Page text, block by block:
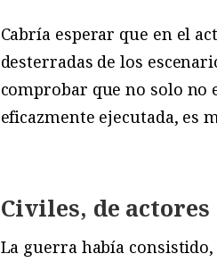
Cabría esperar que en el
desterradas de los
comprobar que no solo no
eficazmente ejecutada, es
Civiles, de
La guerra había